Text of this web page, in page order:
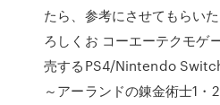
たら、参考にさせてもらい
ろしくお コーエーテクモゲ
売するPS4/Nintendo
～アーランドの錬金術士1・